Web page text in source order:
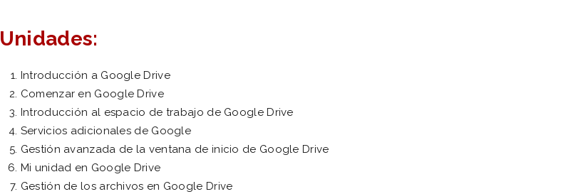
Unidades:
Introducción a Google Drive
Comenzar en Google Drive
Introducción al espacio de trabajo de Google Drive
Servicios adicionales de Google
Gestión avanzada de la ventana de inicio de Google Drive
Mi unidad en Google Drive
Gestión de los archivos en Google Drive